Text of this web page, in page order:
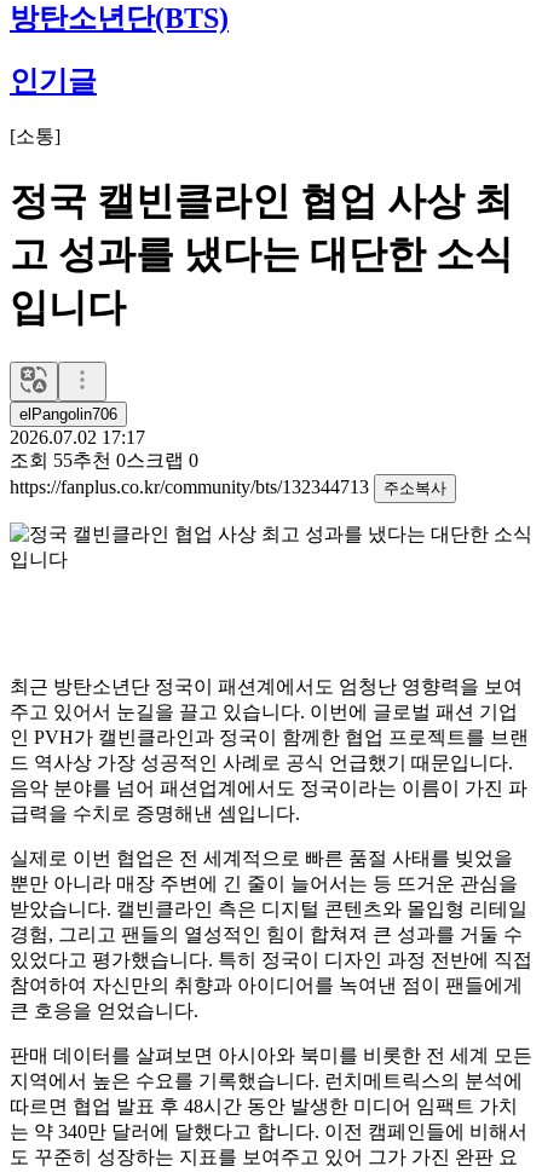
방탄소년단(BTS)
인기글
[소통]
정국 캘빈클라인 협업 사상 최
고 성과를 냈다는 대단한 소식
입니다
elPangolin706
2026.07.02 17:17
조회 55추천 0스크랩 0
https://fanplus.co.kr/community/bts/132344713
주소복사
최근 방탄소년단 정국이 패션계에서도 엄청난 영향력을 보여
주고 있어서 눈길을 끌고 있습니다. 이번에 글로벌 패션 기업
인 PVH가 캘빈클라인과 정국이 함께한 협업 프로젝트를 브랜
드 역사상 가장 성공적인 사례로 공식 언급했기 때문입니다.
음악 분야를 넘어 패션업계에서도 정국이라는 이름이 가진 파
급력을 수치로 증명해낸 셈입니다.
실제로 이번 협업은 전 세계적으로 빠른 품절 사태를 빚었을
뿐만 아니라 매장 주변에 긴 줄이 늘어서는 등 뜨거운 관심을
받았습니다. 캘빈클라인 측은 디지털 콘텐츠와 몰입형 리테일
경험, 그리고 팬들의 열성적인 힘이 합쳐져 큰 성과를 거둘 수
있었다고 평가했습니다. 특히 정국이 디자인 과정 전반에 직접
참여하여 자신만의 취향과 아이디어를 녹여낸 점이 팬들에게
큰 호응을 얻었습니다.
판매 데이터를 살펴보면 아시아와 북미를 비롯한 전 세계 모든
지역에서 높은 수요를 기록했습니다. 런치메트릭스의 분석에
따르면 협업 발표 후 48시간 동안 발생한 미디어 임팩트 가치
는 약 340만 달러에 달했다고 합니다. 이전 캠페인들에 비해서
도 꾸준히 성장하는 지표를 보여주고 있어 그가 가진 완판 요